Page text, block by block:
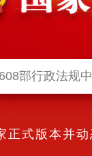
正式版本并